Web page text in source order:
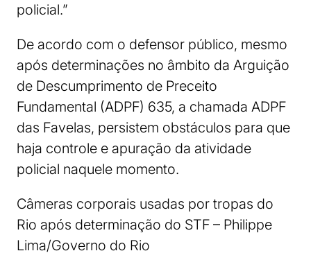
policial.”
De acordo com o defensor público, mesmo
após determinações no âmbito da Arguição
de Descumprimento de Preceito
Fundamental (ADPF) 635, a chamada ADPF
das Favelas, persistem obstáculos para que
haja controle e apuração da atividade
policial naquele momento.
Câmeras corporais usadas por tropas do
Rio após determinação do STF – Philippe
Lima/Governo do Rio